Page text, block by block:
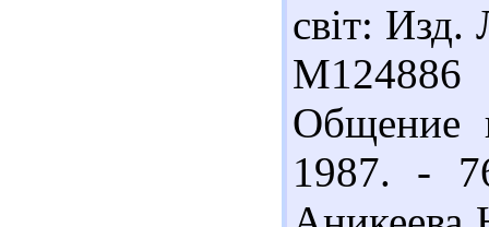
світ:
Общение
1987. -